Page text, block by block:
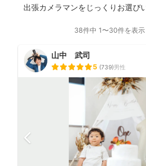
出張カメラマンをじっくりお選び
38件中 1〜30件を表示
山中 武司
5 (739)男性